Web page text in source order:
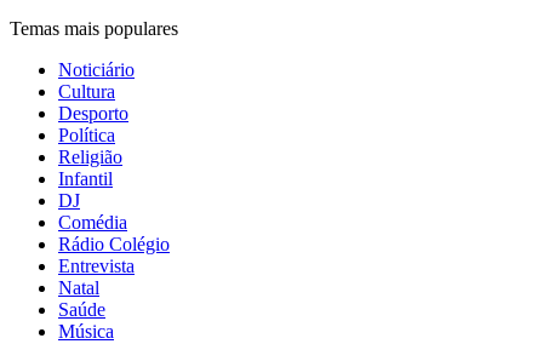
Temas mais populares
Noticiário
Cultura
Desporto
Política
Religião
Infantil
DJ
Comédia
Rádio Colégio
Entrevista
Natal
Saúde
Música